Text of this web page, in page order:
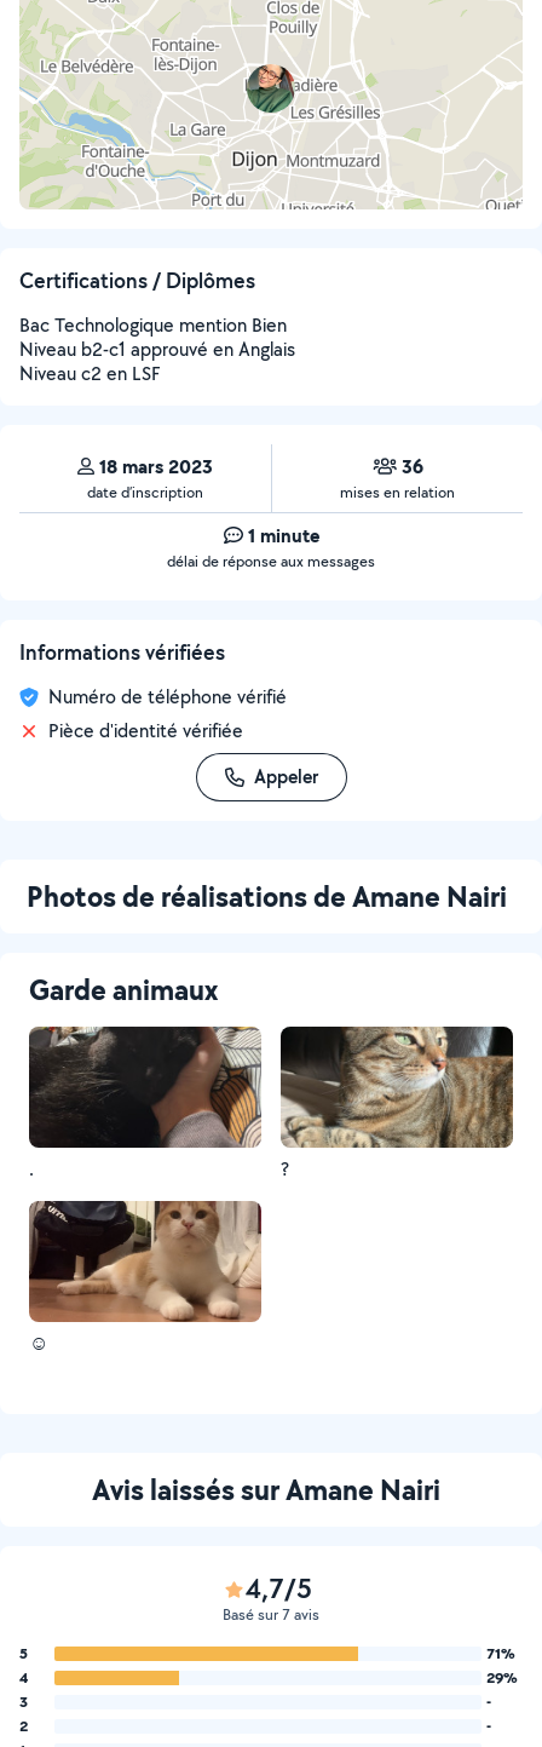
Certifications / Diplômes
Bac Technologique mention Bien
Niveau b2-c1 approuvé en Anglais
Niveau c2 en LSF
18 mars 2023
date d’inscription
36
mises en relation
1 minute
délai de réponse aux messages
Informations vérifiées
Numéro de téléphone vérifié
Pièce d'identité vérifiée
Appeler
Photos de réalisations de Amane Nairi
Garde animaux
. ?
☺️
Avis laissés sur Amane Nairi
4,7/5
Basé sur 7 avis
5
71%
4
29%
3
-
2
-